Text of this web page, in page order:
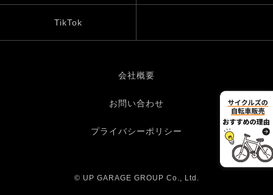
TikTok
会社概要
お問い合わせ
プライバシーポリシー
© UP GARAGE GROUP Co., Ltd.